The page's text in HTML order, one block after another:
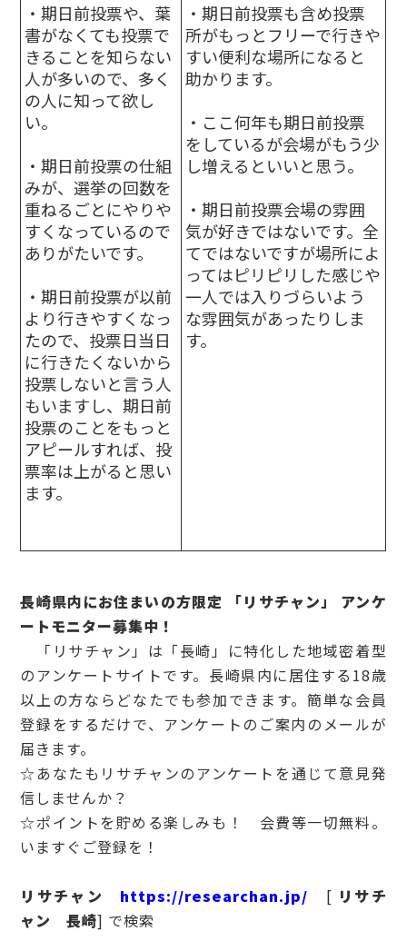
・期日前投票や、葉
書がなくても投票で
きることを知らない
人が多いので、多く
の人に知って欲し
い。
・期日前投票の仕組
みが、選挙の回数を
重ねるごとにやりや
すくなっているので
ありがたいです。
・期日前投票が以前
より行きやすくなっ
たので、投票日当日
に行きたくないから
投票しないと言う人
もいますし、期日前
投票のことをもっと
アピールすれば、投
票率は上がると思い
ます。
・期日前投票も含め投票
所がもっとフリーで行きや
すい便利な場所になると
助かります。
・ここ何年も期日前投票
をしているが会場がもう少
し増えるといいと思う。
・期日前投票会場の雰囲
気が好きではないです。全
てではないですが場所によ
ってはピリピリした感じや
一人では入りづらいよう
な雰囲気があったりしま
す。
長崎県内にお住まいの方限定 「リサチャン」 アンケ
ートモニター募集中！
「リサチャン」は「長崎」に特化した地域密着型
のアンケートサイトです。長崎県内に居住する18歳
以上の方ならどなたでも参加できます。簡単な会員
登録をするだけで、アンケートのご案内のメールが
届きます。
☆あなたもリサチャンのアンケートを通じて意見発
信しませんか？
☆ポイントを貯める楽しみも！ 会費等一切無料。
いますぐご登録を！
リサチャン https://researchan.jp/ [ リサチ
ャン 長崎] で検索